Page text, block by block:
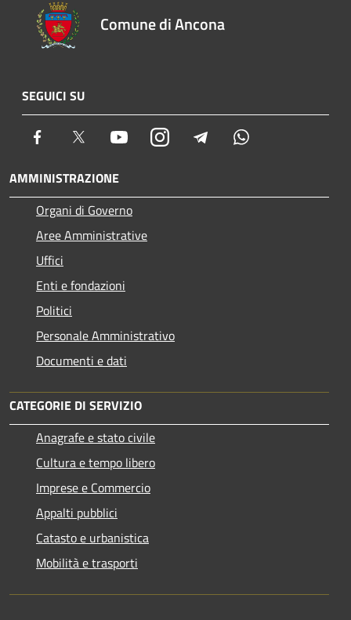
Comune di Ancona
SEGUICI SU
Facebook Twitter YoutubeInstagram Telegram
AMMINISTRAZIONE
Organi di Governo
Aree Amministrative
Uffici
Enti e fondazioni
Politici
Personale Amministrativo
Documenti e dati
CATEGORIE DI SERVIZIO
Anagrafe e stato civile
Cultura e tempo libero
Imprese e Commercio
Appalti pubblici
Catasto e urbanistica
Mobilità e trasporti